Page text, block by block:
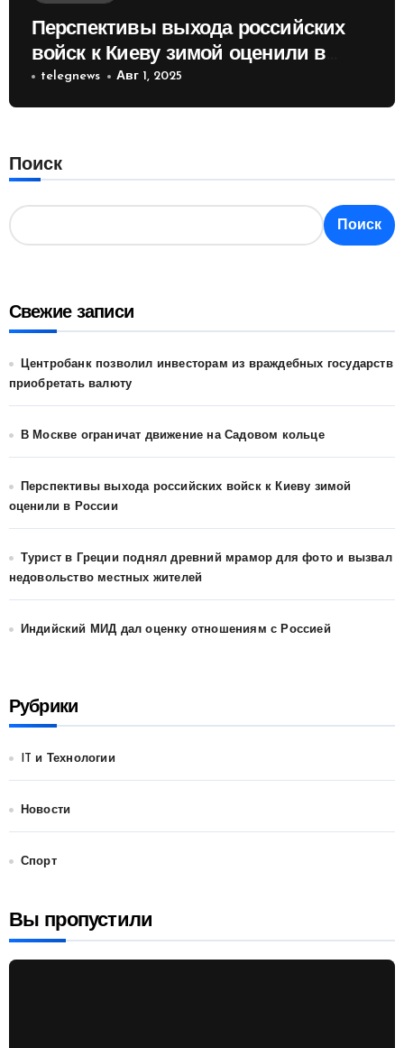
Перспективы выхода российских
войск к Киеву зимой оценили в
России
telegnews Авг 1, 2025
Поиск
Поиск
Свежие записи
Центробанк позволил инвесторам из враждебных государств
приобретать валюту
В Москве ограничат движение на Садовом кольце
Перспективы выхода российских войск к Киеву зимой
оценили в России
Турист в Греции поднял древний мрамор для фото и вызвал
недовольство местных жителей
Индийский МИД дал оценку отношениям с Россией
Рубрики
IT и Технологии
Новости
Спорт
Вы пропустили